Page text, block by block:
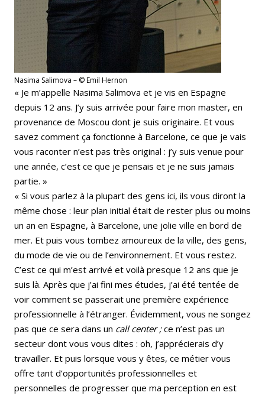
Nasima Salimova – © Emil Hernon
« Je m’appelle Nasima Salimova et je vis en Espagne
depuis 12 ans. J’y suis arrivée pour faire mon master, en
provenance de Moscou dont je suis originaire. Et vous
savez comment ça fonctionne à Barcelone, ce que je vais
vous raconter n’est pas très original : j’y suis venue pour
une année, c’est ce que je pensais et je ne suis jamais
partie. »
« Si vous parlez à la plupart des gens ici, ils vous diront la
même chose : leur plan initial était de rester plus ou moins
un an en Espagne, à Barcelone, une jolie ville en bord de
mer. Et puis vous tombez amoureux de la ville, des gens,
du mode de vie ou de l’environnement. Et vous restez.
C’est ce qui m’est arrivé et voilà presque 12 ans que je
suis là. Après que j’ai fini mes études, j’ai été tentée de
voir comment se passerait une première expérience
professionnelle à l’étranger. Évidemment, vous ne songez
pas que ce sera dans un call center ;ce n’est pas un
secteur dont vous vous dites : oh, j’apprécierais d’y
travailler. Et puis lorsque vous y êtes, ce métier vous
offre tant d’opportunités professionnelles et
personnelles de progresser que ma perception en est